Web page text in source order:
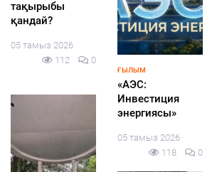
акциясы
қолдау
жалғасады
ҚАЛАЛЫҚТАР ҚАПЕРІНЕ
Өрттен кейінгі
жұмыстар
жоспарға
жүргізілуде